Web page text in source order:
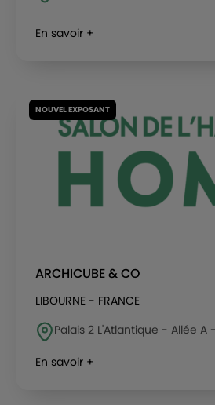
En savoir +
NOUVEL EXPOSANT
ARCHICUBE & CO
LIBOURNE - FRANCE
Palais 2 L'Atlantique - Allée A
En savoir +